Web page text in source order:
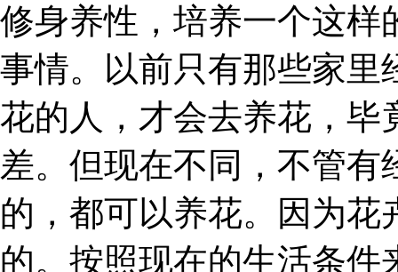
修身养性，培养一个这样
事情。以前只有那些家里
花的人，才会去养花，毕
差。但现在不同，不管
的，都可以养花。因为
的。按照现在的生活条